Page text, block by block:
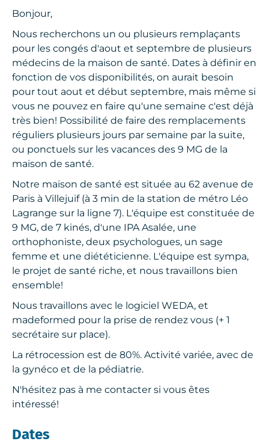
Bonjour,
Nous recherchons un ou plusieurs remplaçants
pour les congés d'aout et septembre de plusieurs
médecins de la maison de santé. Dates à définir en
fonction de vos disponibilités, on aurait besoin
pour tout aout et début septembre, mais même si
vous ne pouvez en faire qu'une semaine c'est déjà
très bien! Possibilité de faire des remplacements
réguliers plusieurs jours par semaine par la suite,
ou ponctuels sur les vacances des 9 MG de la
maison de santé.
Notre maison de santé est située au 62 avenue de
Paris à Villejuif (à 3 min de la station de métro Léo
Lagrange sur la ligne 7). L'équipe est constituée de
9 MG, de 7 kinés, d'une IPA Asalée, une
orthophoniste, deux psychologues, un sage
femme et une diététicienne. L'équipe est sympa,
le projet de santé riche, et nous travaillons bien
ensemble!
Nous travaillons avec le logiciel WEDA, et
madeformed pour la prise de rendez vous (+ 1
secrétaire sur place).
La rétrocession est de 80%. Activité variée, avec de
la gynéco et de la pédiatrie.
N'hésitez pas à me contacter si vous êtes
intéressé!
Dates